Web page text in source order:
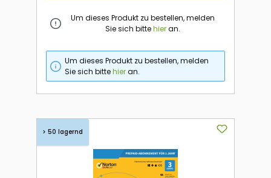
Um dieses Produkt zu bestellen, melden
Sie sich bittehieran.
Um dieses Produkt zu bestellen, melden
Sie sich bittehieran.
> 50 lagernd